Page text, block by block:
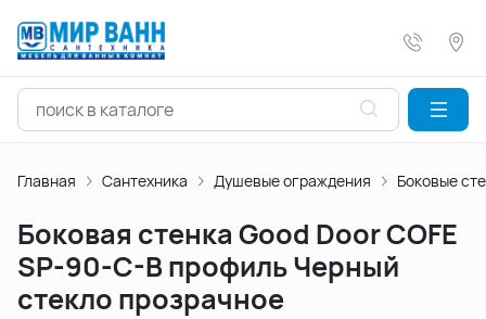
Главная Сантехника Душевые ограждения Боковые
Боковая стенка Good Door COFE
SP-90-C-B профиль Черный
стекло прозрачное